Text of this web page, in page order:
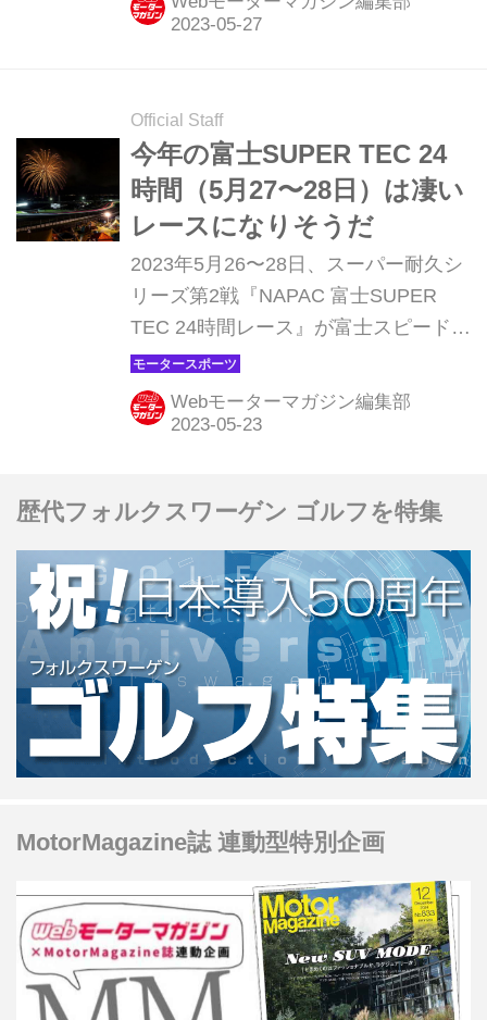
部自動車クラブ）のピエール・フィヨ
レースで、水素を燃料とする内燃機関
を搭載した車両の参戦が可能になるこ
とを明らかにした。
Official Staff
今年の富士SUPER TEC 24
時間（5月27〜28日）は凄い
レースになりそうだ
2023年5月26〜28日、スーパー耐久シ
リーズ第2戦『NAPAC 富士SUPER
TEC 24時間レース』が富士スピードウ
ェイで開催される（26日は予選）。日
中の時間が長いこの時期は気候も良
く、場内でキャンプやBBQを楽しみな
ラクションで遊んだり、レースだけで
なくイベントとしても盛り上がりを見
せる。世界各国で24時間レースが行わ
れるが、富士SUPER TEC 24時間レー
スも「日本版ニュルブルクリンク24時
間」として世界的にも注目されてい
Webモーターマガジン編集部
歴代フォルクスワーゲン ゴルフを特集
MotorMagazine誌 連動型特別企画